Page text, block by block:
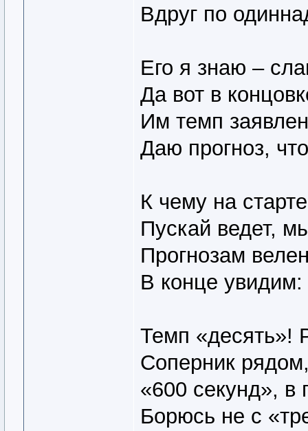
Вдруг по
Его я знаю –
Да вот в
Им темп
Даю прогноз,
К чему на
Пускай ведет,
Прогнозам
В конце
Темп «десять»!
Соперник
«600 секунд»,
Борюсь не с